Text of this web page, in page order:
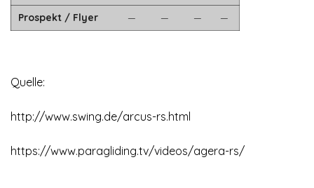
Prospekt / Flyer — — — —
Quelle:
http://www.swing.de/arcus-rs.html
https://www.paragliding.tv/videos/agera-rs/